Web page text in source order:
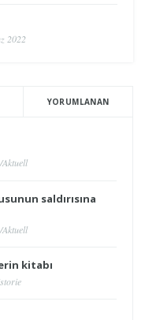
2022
YORUMLANAN
saldırısına
kitabı